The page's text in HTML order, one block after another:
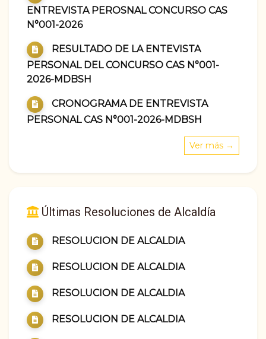
ENTREVISTA PEROSNAL CONCURSO CAS
N°001-2026
RESULTADO DE LA ENTEVISTA
PERSONAL DEL CONCURSO CAS N°001-
2026-MDBSH
CRONOGRAMA DE ENTREVISTA
PERSONAL CAS N°001-2026-MDBSH
Ver más →
Últimas Resoluciones de Alcaldía
RESOLUCION DE ALCALDIA
RESOLUCION DE ALCALDIA
RESOLUCION DE ALCALDIA
RESOLUCION DE ALCALDIA